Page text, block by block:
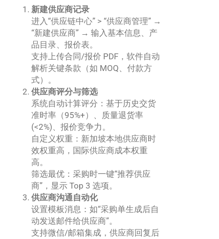
新建供应商记录
进入“供应链中心” > “供应商管理” →
“新建供应商” → 输入基本信息、产
品目录、报价表。
支持上传合同/报价 PDF，软件自动
解析关键条款（如 MOQ、付款方
式）。
供应商评分与筛选
系统自动计算评分：基于历史交货
准时率（95%+）、质量退货率
(<2%)、报价竞争力。
自定义权重：新加坡本地供应商时
效权重高，国际供应商成本权重
高。
筛选最优：采购时一键“推荐供应
商”，显示 Top 3 选项。
供应商沟通自动化
设置模板消息：如“采购单生成后自
动发送邮件给供应商”。
支持微信/邮箱集成，供应商回复后